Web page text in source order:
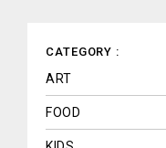
CATEGORY :
ART
FOOD